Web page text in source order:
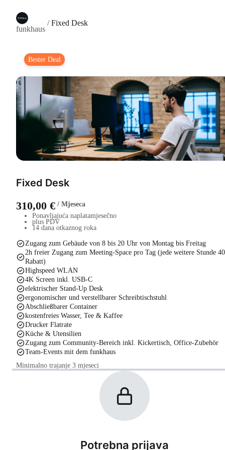
funkhaus
/Fixed Desk
Bester Deal
Fixed Desk
310,00 € / Mjeseca
Ponavljajuća naplatamjesečno
plus PDV
14 dana otkaznog roka
Zugang zum Gebäude von 8 bis 20 Uhr von Montag bis Freitag
2h freier Zugang zum Meeting-Space pro Tag (jede weitere Stunde
Rabatt)
Highspeed WLAN
4K Screen inkl. USB-C
elektrischer Stand-Up Desk
ergonomischer und verstellbarer Schreibtischstuhl
Abschließbarer Container
kostenfreies Wasser, Tee & Kaffee
Drucker Flatrate
Küche & Utensilien
Zugang zum Community-Bereich inkl. Kickertisch, Office-Zubehör
Team-Events mit dem funkhaus
Minimalno trajanje 3 mjeseci
Potrebna prijava